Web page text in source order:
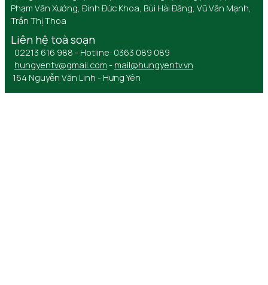
Phạm Văn Xướng, Đinh Đức Khoa, Bùi Hải Đăng, Vũ Văn Mạnh,
Trần Thị Thoa
Liên hệ toà soạn
02213 616 988 - Hotline: 0363 089 089
hungyentv@gmail.com - mail@hungyentv.vn
164 Nguyễn Văn Linh - Hưng Yên